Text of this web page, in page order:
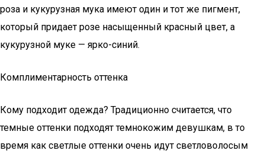
роза и кукурузная мука имеют один и тот же пигмент,
который придает розе насыщенный красный цвет, а
кукурузной муке — ярко-синий.
Комплиментарность оттенка
Кому подходит одежда? Традиционно считается, что
темные оттенки подходят темнокожим девушкам, в то
время как светлые оттенки очень идут светловолосым